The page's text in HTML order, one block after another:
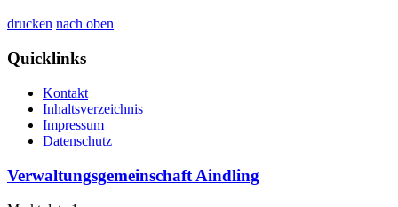
drucken nach oben
Quicklinks
Kontakt
Inhaltsverzeichnis
Impressum
Datenschutz
Verwaltungsgemeinschaft Aindling